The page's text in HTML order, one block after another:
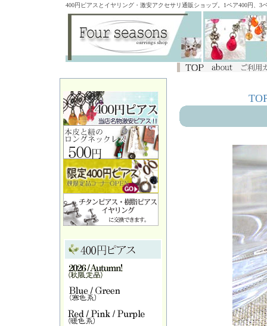
400円ピアスとイヤリング・激安アクセサリ通販ショップ。1ペア400円、